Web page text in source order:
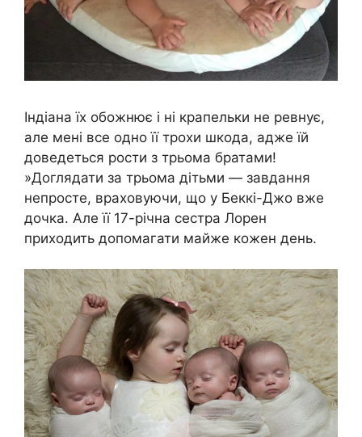
Індіана їх обожнює і ні крапельки не ревнує,
але мені все одно її трохи шкода, адже їй
доведеться рости з трьома братами!
»Доглядати за трьома дітьми — завдання
непросте, враховуючи, що у Беккі-Джо вже
дочка. Але її 17-річна сестра Лорен
приходить допомагати майже кожен день.